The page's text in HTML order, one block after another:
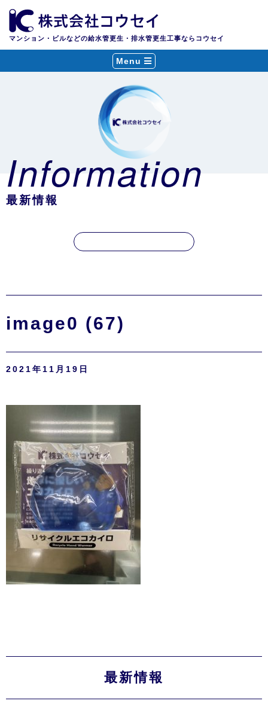
マンション・ビルなどの給水管更生・排水管更生工事ならコウセイ
Menu
Information
最新情報
image0 (67)
2021年11月19日
最新情報